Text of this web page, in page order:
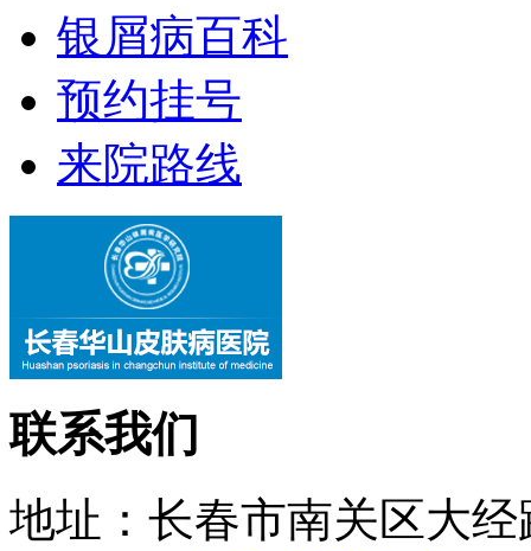
银屑病百科
预约挂号
来院路线
联系我们
地址：长春市南关区大